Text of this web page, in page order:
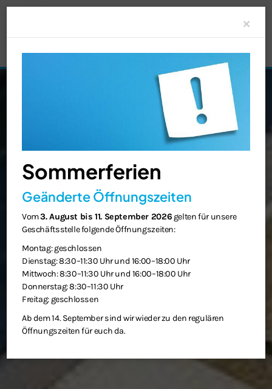
×
Sommerferien
Geänderte Öffnungszeiten
Vom3. August bis 11. September 2026 gelten für unsere
Geschäftsstelle folgende Öffnungszeiten:
Montag: geschlossen
Dienstag: 8:30–11:30 Uhr und 16:00–18:00 Uhr
Mittwoch: 8:30–11:30 Uhr und 16:00–18:00 Uhr
Donnerstag: 8:30–11:30 Uhr
Freitag: geschlossen
Ab dem 14. September sind wir wieder zu den regulären
Öffnungszeiten für euch da.